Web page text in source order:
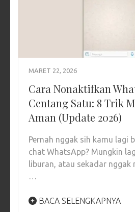
MARET 22, 2026
Cara Nonaktifkan
Centang Satu: 8 Trik
Aman (Update 2026)
Pernah nggak sih kamu lagi
chat WhatsApp? Mungkin
liburan, atau sekadar nggak
…
BACA SELENGKAPNYA